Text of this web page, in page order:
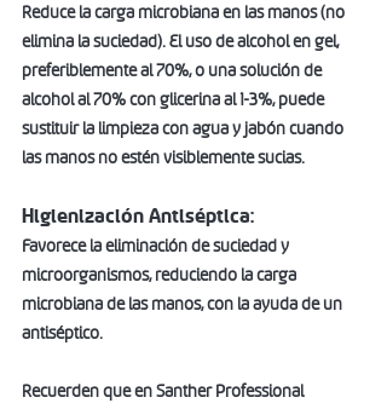
Reduce la carga microbiana en las manos (no
elimina la suciedad). El uso de alcohol en gel,
preferiblemente al 70%, o una solución de
alcohol al 70% con glicerina al 1-3%, puede
sustituir la limpieza con agua y jabón cuando
las manos no estén visiblemente sucias.
Higienización Antiséptica:
Favorece la eliminación de suciedad y
microorganismos, reduciendo la carga
microbiana de las manos, con la ayuda de un
antiséptico.
Recuerden que en Santher Professional